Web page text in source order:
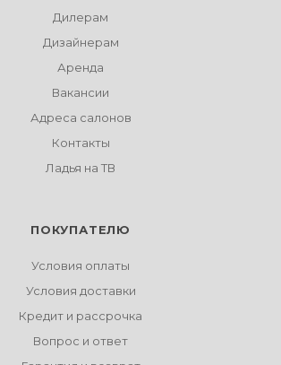
Дилерам
Дизайнерам
Аренда
Вакансии
Адреса салонов
Контакты
Ладья на ТВ
ПОКУПАТЕЛЮ
Условия оплаты
Условия доставки
Кредит и рассрочка
Вопрос и ответ